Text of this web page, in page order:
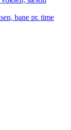
bane pr. time